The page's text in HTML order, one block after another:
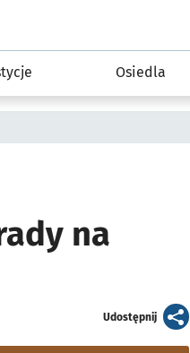
Osiedla
na
Udostępnijartykuł